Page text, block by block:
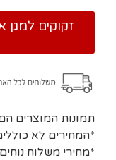
זקוקים למגן
תמונות המוצרים
*המחירים לא
*מחירי משלוח